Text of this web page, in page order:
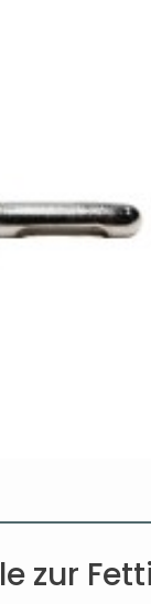
zur